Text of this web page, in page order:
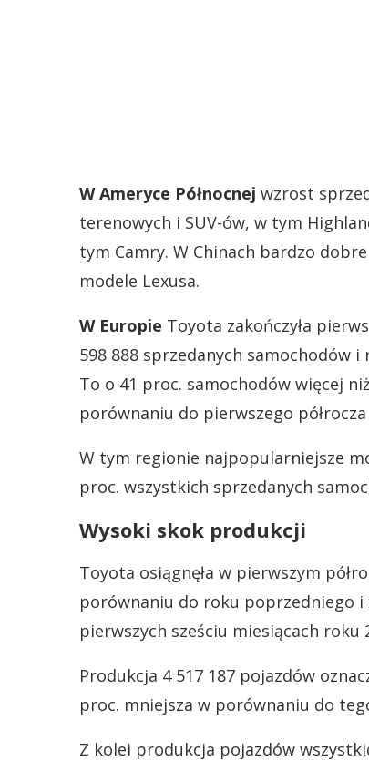
W Ameryce Północnej wzrost
terenowych i SUV-ów, w tym
tym Camry. W Chinach bardzo
modele Lexusa.
W Europie Toyota zakończyła
598 888 sprzedanych samochodów
To o 41 proc. samochodów więcej
porównaniu do pierwszego
W tym regionie najpopularniejsze
proc. wszystkich sprzedanych
Wysoki skok produkcji
Toyota osiągnęła w pierwszym
porównaniu do roku poprzedniego i
pierwszych sześciu miesiącach roku
Produkcja 4 517 187 pojazdów
proc. mniejsza w porównaniu do
Z kolei produkcja pojazdów